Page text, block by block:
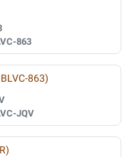
863
863)
JQV